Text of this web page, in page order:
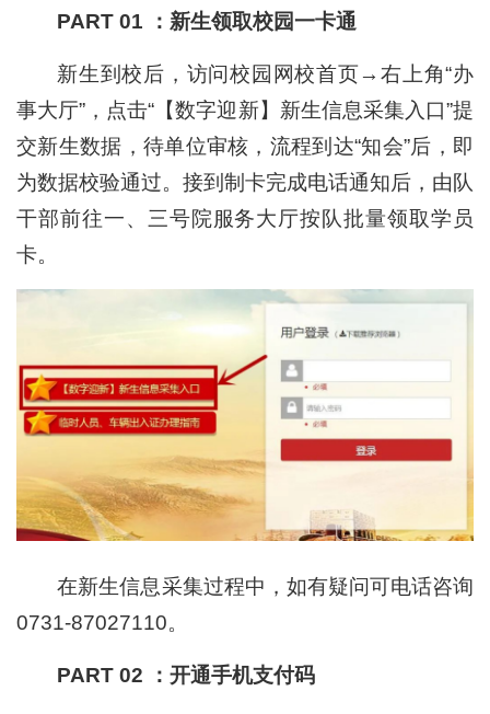
PART 01 ：新生领取校园一卡通
新生到校后，访问校园网校首页→右上角“办
事大厅”，点击“【数字迎新】新生信息采集入口”提
交新生数据，待单位审核，流程到达“知会”后，即
为数据校验通过。接到制卡完成电话通知后，由队
干部前往一、三号院服务大厅按队批量领取学员
卡。
在新生信息采集过程中，如有疑问可电话咨询
0731-87027110。
PART 02 ：开通手机支付码